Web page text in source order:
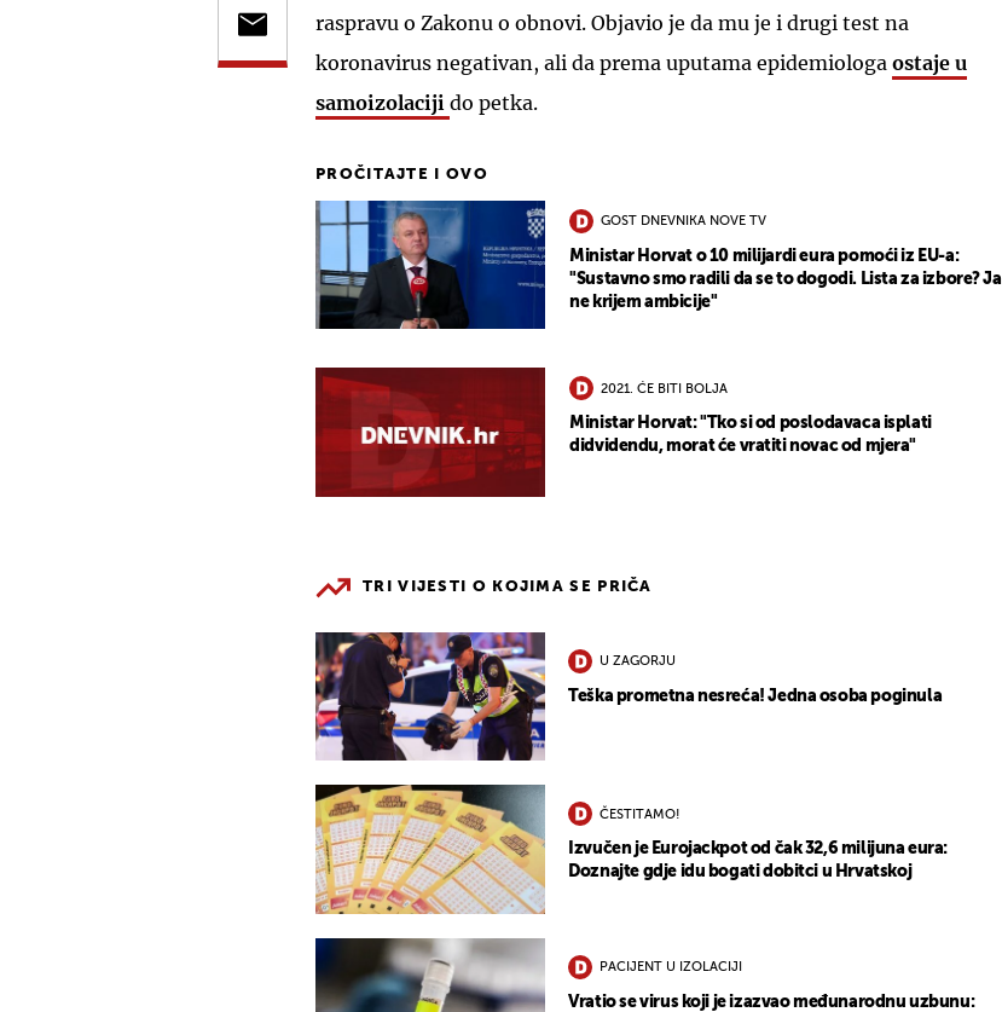
raspravu o Zakonu o obnovi. Objavio je da mu je i drugi test na
koronavirus negativan, ali da prema uputama epidemiologa ostaje u
samoizolaciji do petka.
PROČITAJTE I OVO
GOST DNEVNIKA NOVE TV
Ministar Horvat o 10 milijardi eura pomoći iz EU-a:
"Sustavno smo radili da se to dogodi. Lista za izbore? Ja
ne krijem ambicije"
2021. ĆE BITI BOLJA
Ministar Horvat: "Tko si od poslodavaca isplati
didvidendu, morat će vratiti novac od mjera"
TRI VIJESTI O KOJIMA SE PRIČA
U ZAGORJU
Teška prometna nesreća! Jedna osoba poginula
ČESTITAMO!
Izvučen je Eurojackpot od čak 32,6 milijuna eura:
Doznajte gdje idu bogati dobitci u Hrvatskoj
PACIJENT U IZOLACIJI
Vratio se virus koji je izazvao međunarodnu uzbunu: